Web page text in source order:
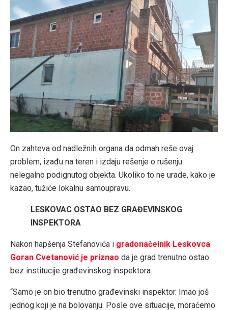
On zahteva od nadležnih organa da odmah reše ovaj
problem, izađu na teren i izdaju rešenje o rušenju
nelegalno podignutog objekta. Ukoliko to ne urade, kako je
kazao, tužiće lokalnu samoupravu.
LESKOVAC OSTAO BEZ GRAĐEVINSKOG
INSPEKTORA
Nakon hapšenja Stefanovića i gradonačelnik Leskovca
Goran Cvetanović je priznao da je grad trenutno ostao
bez institucije građevinskog inspektora.
“Samo je on bio trenutno građevinski inspektor. Imao još
jednog koji je na bolovanju. Posle ove situacije, moraćemo